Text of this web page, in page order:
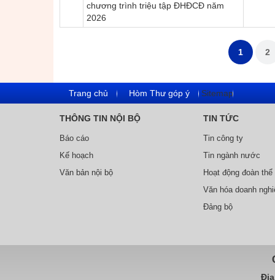
chương trình triệu tập ĐHĐCĐ năm
2026
1 2
Trang chủ Hòm Thư góp ý Sitemap
THÔNG TIN NỘI BỘ
Báo cáo
Kế hoạch
Văn bản nội bộ
TIN TỨC
Tin công ty
Tin ngành nước
Hoạt động đoàn thể
Văn hóa doanh
Đảng bộ